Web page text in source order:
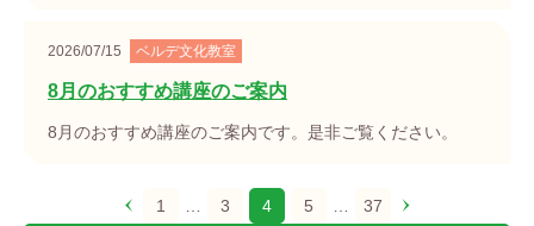
2026/07/15 ベルデ文化教室
8月のおすすめ講座のご案内
8月のおすすめ講座のご案内です。是非ご覧ください。
1 3 4 5 37